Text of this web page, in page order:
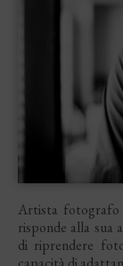
Artista fotografo
risponde alla sua
di riprendere